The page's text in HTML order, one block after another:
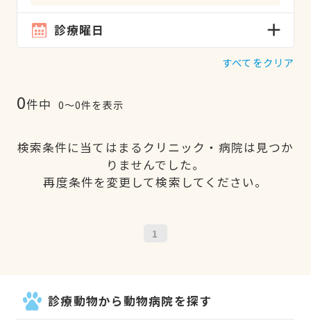
診療曜日
すべてをクリア
0件中 0〜0件を表示
検索条件に当てはまるクリニック・病院は見つか
りませんでした。
再度条件を変更して検索してください。
1
診療動物から動物病院を探す